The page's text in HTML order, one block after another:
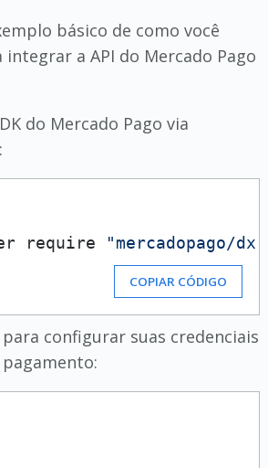
básico de como você
integrar a API do Mercado Pago
do Mercado Pago via
require "mercadopago/
COPIAR CÓDIGO
para configurar suas credenciais